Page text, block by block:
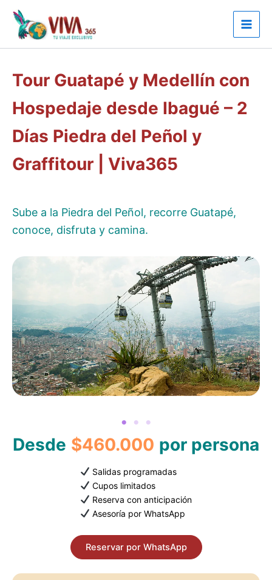
contenido
Tour Guatapé y Medellín con
Hospedaje desde Ibagué – 2
Días Piedra del Peñol y
Graffitour | Viva365
Sube a la Piedra del Peñol, recorre Guatapé,
conoce, disfruta y camina.
Desde $460.000 por persona
Salidas programadas
Cupos limitados
Reserva con anticipación
Asesoría por WhatsApp
Reservar por WhatsApp